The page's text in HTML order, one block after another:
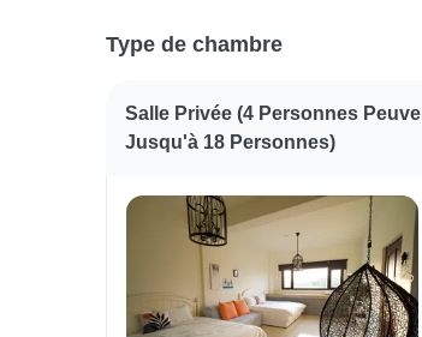
Type de chambre
Salle Privée (4 Personnes
Jusqu'à 18 Personnes)